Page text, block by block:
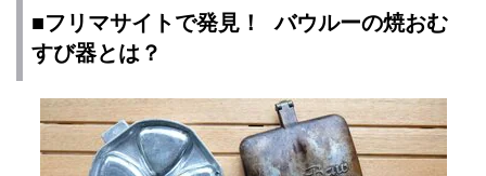
■フリマサイトで発見！ バウルーの焼おむ
すび器とは？